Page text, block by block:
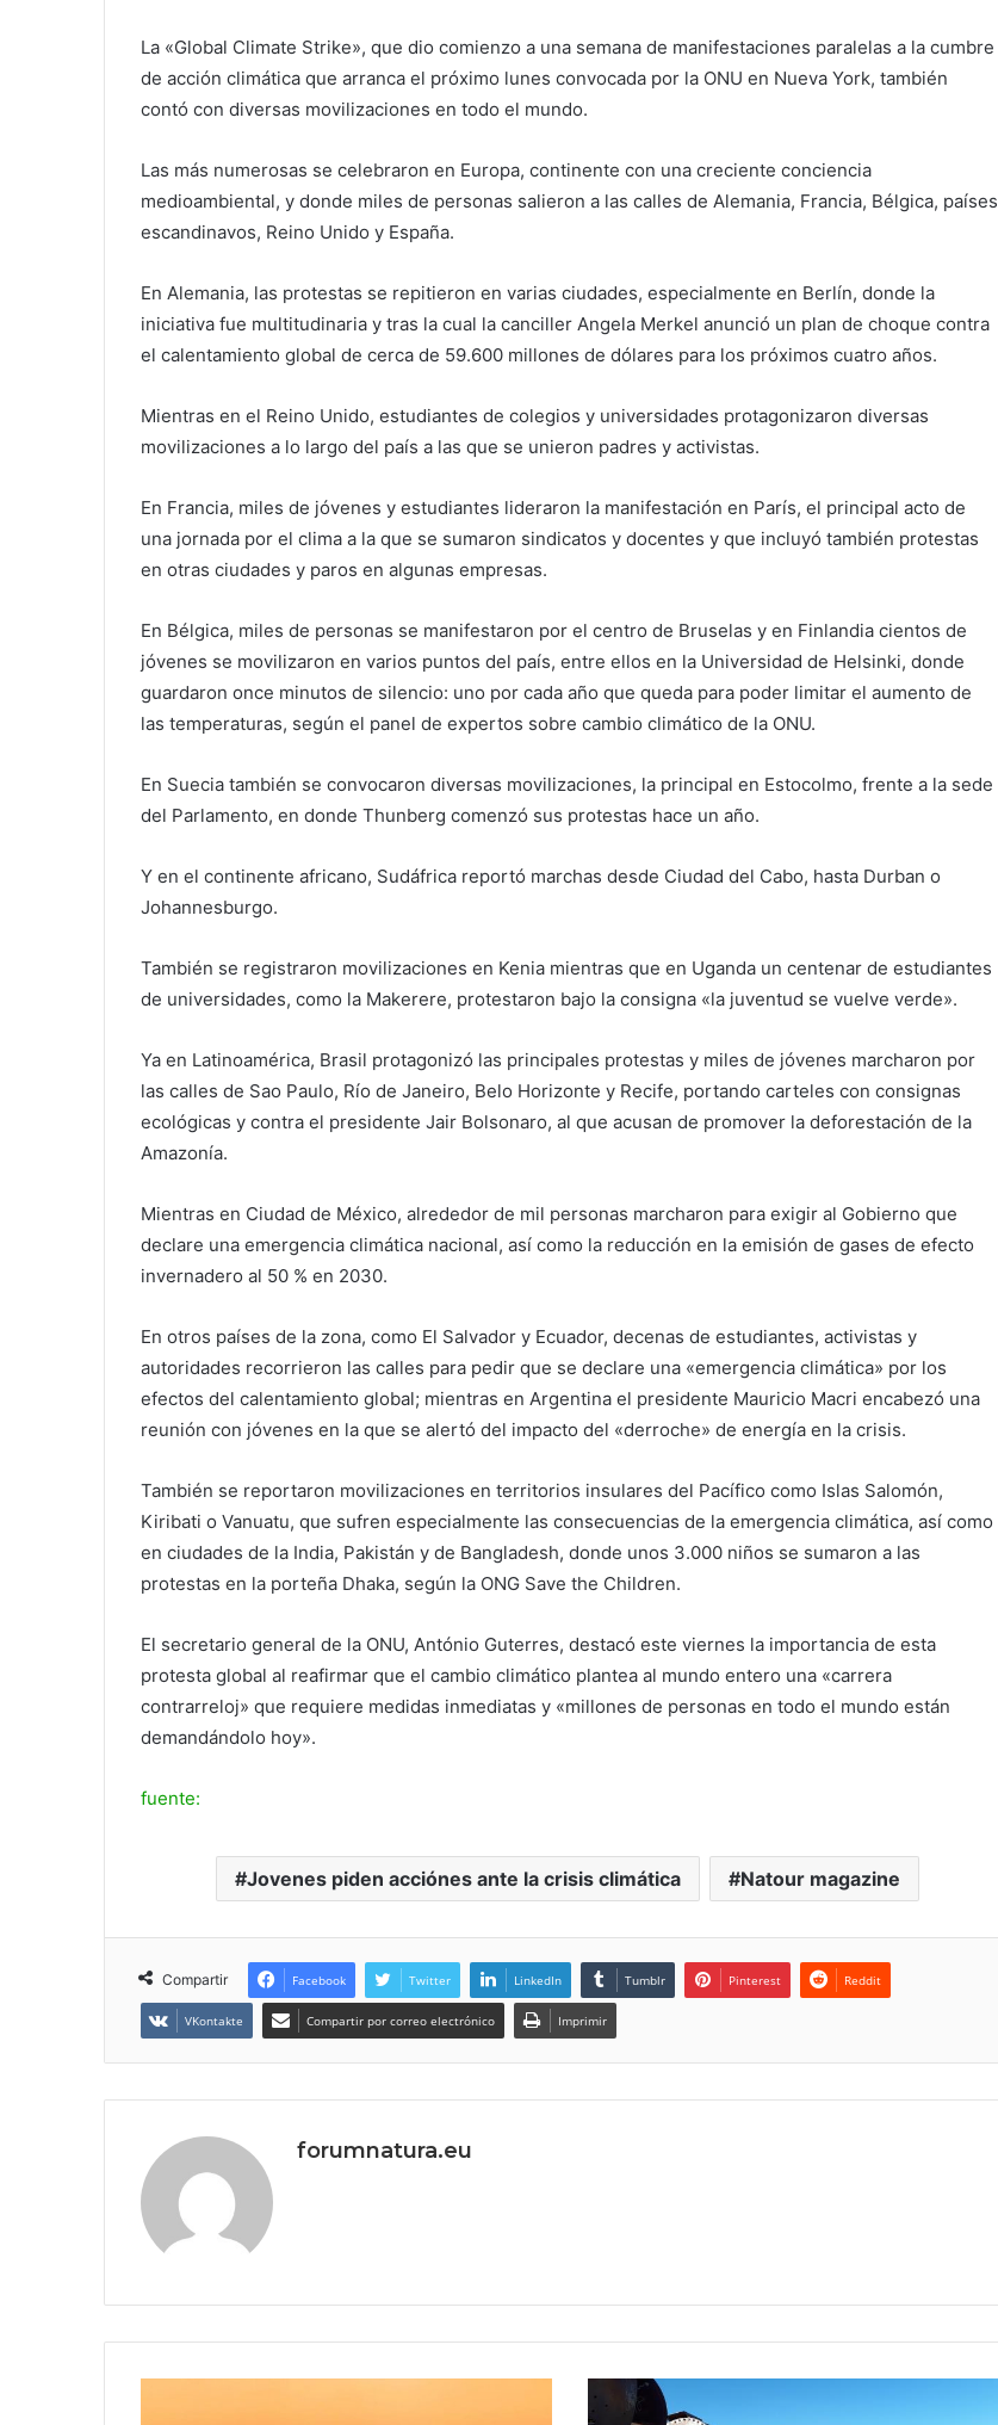
La «Global Climate Strike», que dio comienzo a una semana de manifestaciones paralelas a la cumbre
de acción climática que arranca el próximo lunes convocada por la ONU en Nueva York, también
contó con diversas movilizaciones en todo el mundo.
Las más numerosas se celebraron en Europa, continente con una creciente conciencia
medioambiental, y donde miles de personas salieron a las calles de Alemania, Francia, Bélgica, países
escandinavos, Reino Unido y España.
En Alemania, las protestas se repitieron en varias ciudades, especialmente en Berlín, donde la
iniciativa fue multitudinaria y tras la cual la canciller Angela Merkel anunció un plan de choque contra
el calentamiento global de cerca de 59.600 millones de dólares para los próximos cuatro años.
Mientras en el Reino Unido, estudiantes de colegios y universidades protagonizaron diversas
movilizaciones a lo largo del país a las que se unieron padres y activistas.
En Francia, miles de jóvenes y estudiantes lideraron la manifestación en París, el principal acto de
una jornada por el clima a la que se sumaron sindicatos y docentes y que incluyó también protestas
en otras ciudades y paros en algunas empresas.
En Bélgica, miles de personas se manifestaron por el centro de Bruselas y en Finlandia cientos de
jóvenes se movilizaron en varios puntos del país, entre ellos en la Universidad de Helsinki, donde
guardaron once minutos de silencio: uno por cada año que queda para poder limitar el aumento de
las temperaturas, según el panel de expertos sobre cambio climático de la ONU.
En Suecia también se convocaron diversas movilizaciones, la principal en Estocolmo, frente a la sede
del Parlamento, en donde Thunberg comenzó sus protestas hace un año.
Y en el continente africano, Sudáfrica reportó marchas desde Ciudad del Cabo, hasta Durban o
Johannesburgo.
También se registraron movilizaciones en Kenia mientras que en Uganda un centenar de estudiantes
de universidades, como la Makerere, protestaron bajo la consigna «la juventud se vuelve verde».
Ya en Latinoamérica, Brasil protagonizó las principales protestas y miles de jóvenes marcharon por
las calles de Sao Paulo, Río de Janeiro, Belo Horizonte y Recife, portando carteles con consignas
ecológicas y contra el presidente Jair Bolsonaro, al que acusan de promover la deforestación de la
Amazonía.
Mientras en Ciudad de México, alrededor de mil personas marcharon para exigir al Gobierno que
declare una emergencia climática nacional, así como la reducción en la emisión de gases de efecto
invernadero al 50 % en 2030.
En otros países de la zona, como El Salvador y Ecuador, decenas de estudiantes, activistas y
autoridades recorrieron las calles para pedir que se declare una «emergencia climática» por los
efectos del calentamiento global; mientras en Argentina el presidente Mauricio Macri encabezó una
reunión con jóvenes en la que se alertó del impacto del «derroche» de energía en la crisis.
También se reportaron movilizaciones en territorios insulares del Pacífico como Islas Salomón,
Kiribati o Vanuatu, que sufren especialmente las consecuencias de la emergencia climática, así como
en ciudades de la India, Pakistán y de Bangladesh, donde unos 3.000 niños se sumaron a las
protestas en la porteña Dhaka, según la ONG Save the Children.
El secretario general de la ONU, António Guterres, destacó este viernes la importancia de esta
protesta global al reafirmar que el cambio climático plantea al mundo entero una «carrera
contrarreloj» que requiere medidas inmediatas y «millones de personas en todo el mundo están
demandándolo hoy».
fuente:
Jovenes piden acciónes ante la crisis climática Natour magazine
Compartir Facebook Twitter LinkedIn Tumblr Pinterest Reddit
VKontakte Compartir por correo electrónico Imprimir
forumnatura.eu